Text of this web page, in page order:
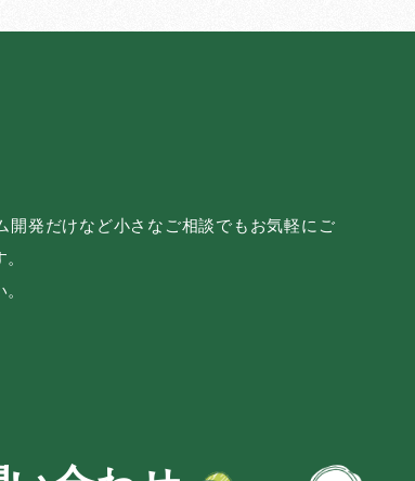
開発だけなど小さなご相談でもお気軽にご